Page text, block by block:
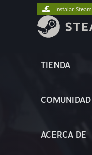
TIENDA
COMUNIDAD
ACERCA DE
Instalar Steam